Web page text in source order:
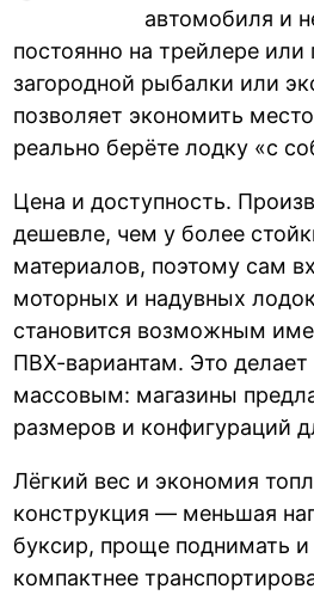
автомобиля и
постоянно на трейлере
загородной рыбалки или
позволяет экономить
реально берёте лодку «с
Цена и доступность.
дешевле, чем у более
материалов, поэтому сам
моторных и надувных
становится возможным
ПВХ-вариантам. Это
массовым: магазины
размеров и конфигураций
Лёгкий вес и экономия
конструкция — меньшая
буксир, проще поднимать и
компактнее